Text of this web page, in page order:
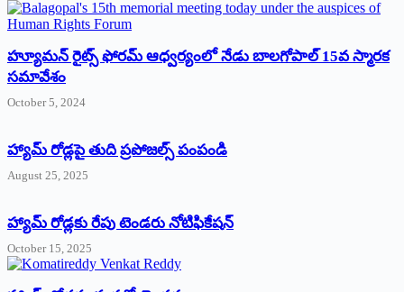
హ్యూమన్‌ రైట్స్‌ ఫోరమ్‌ ఆధ్వర్యంలో నేడు బాలగోపాల్‌ 15వ స్మారక
సమావేశం
October 5, 2024
హ్యామ్‌ రోడ్లపై తుది ప్రపోజల్స్‌ పంపండి
August 25, 2025
హ్యామ్‌ రోడ్లకు రేపు టెండరు నోటిఫికేషన్‌
October 15, 2025